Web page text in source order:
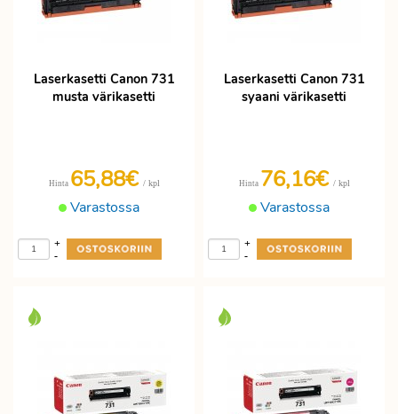
Laserkasetti Canon 731
musta värikasetti
Varastossa
Hinta 65,88€ / kpl
-
+
Laserkasetti Canon 731
syaani värikasetti
Varastossa
Hinta 76,16€ / kpl
-
+